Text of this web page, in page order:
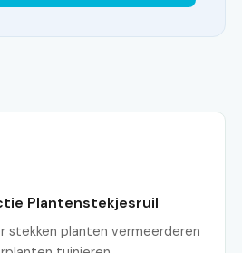
Plantenstekjesruil
stekken planten vermeerderen